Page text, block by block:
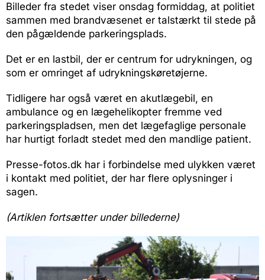
Billeder fra stedet viser onsdag formiddag, at politiet
sammen med brandvæsenet er talstærkt til stede på
den pågældende parkeringsplads.
Det er en lastbil, der er centrum for udrykningen, og
som er omringet af udrykningskøretøjerne.
Tidligere har også været en akutlægebil, en
ambulance og en lægehelikopter fremme ved
parkeringspladsen, men det lægefaglige personale
har hurtigt forladt stedet med den mandlige patient.
Presse-fotos.dk har i forbindelse med ulykken været
i kontakt med politiet, der har flere oplysninger i
sagen.
(Artiklen fortsætter under billederne)